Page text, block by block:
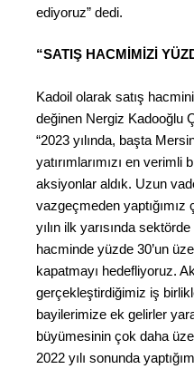
ediyoruz” dedi.
“SATIŞ HACMİMİZİ
Kadoil olarak satış
değinen Nergiz Kadooğlu
“2023 yılında, başta
yatırımlarımızı en
aksiyonlar aldık. Uzun
vazgeçmeden
yılın ilk yarısında
hacminde yüzde 30’un
kapatmayı hedefliyoruz.
gerçekleştirdiğimiz iş
bayilerimize ek gelirler
büyümesinin çok daha
2022 yılı sonunda